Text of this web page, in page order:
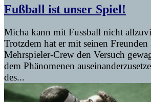
Fußball ist unser Spiel!
Micha kann mit Fussball nicht
Trotzdem hat er mit seinen Freunden
Mehrspieler-Crew den Versuch
dem Phänomenen
des...